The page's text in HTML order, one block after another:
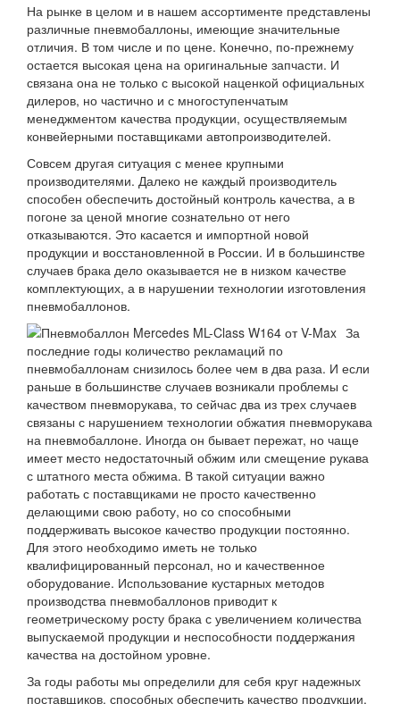
На рынке в целом и в нашем ассортименте представлены
различные пневмобаллоны, имеющие значительные
отличия. В том числе и по цене. Конечно, по-прежнему
остается высокая цена на оригинальные запчасти. И
связана она не только с высокой наценкой официальных
дилеров, но частично и с многоступенчатым
менеджментом качества продукции, осуществляемым
конвейерными поставщиками автопроизводителей.
Совсем другая ситуация с менее крупными
производителями. Далеко не каждый производитель
способен обеспечить достойный контроль качества, а в
погоне за ценой многие сознательно от него
отказываются. Это касается и импортной новой
продукции и восстановленной в России. И в большинстве
случаев брака дело оказывается не в низком качестве
комплектующих, а в нарушении технологии изготовления
пневмобаллонов.
За
последние годы количество рекламаций по
пневмобаллонам снизилось более чем в два раза. И если
раньше в большинстве случаев возникали проблемы с
качеством пневморукава, то сейчас два из трех случаев
связаны с нарушением технологии обжатия пневморукава
на пневмобаллоне. Иногда он бывает пережат, но чаще
имеет место недостаточный обжим или смещение рукава
с штатного места обжима. В такой ситуации важно
работать с поставщиками не просто качественно
делающими свою работу, но со способными
поддерживать высокое качество продукции постоянно.
Для этого необходимо иметь не только
квалифицированный персонал, но и качественное
оборудование. Использование кустарных методов
производства пневмобаллонов приводит к
геометрическому росту брака с увеличением количества
выпускаемой продукции и неспособности поддержания
качества на достойном уровне.
За годы работы мы определили для себя круг надежных
поставщиков, способных обеспечить качество продукции.